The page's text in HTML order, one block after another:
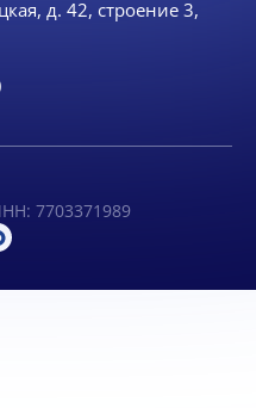
д. 42, строение 3,
7703371989